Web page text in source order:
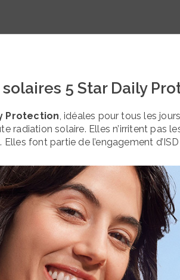
5 Star Daily
Protection, idéales pour tous les
radiation solaire. Elles n’irritent pas
font partie de l’engagement